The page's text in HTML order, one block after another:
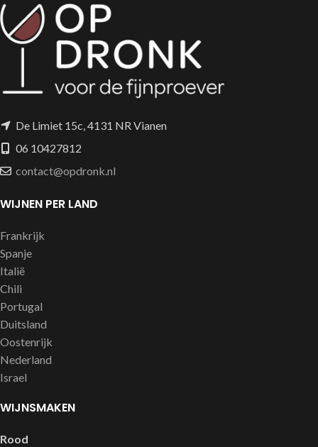
De Limiet 15c, 4131 NR Vianen
06 10427812
contact@opdronk.nl
WIJNEN PER LAND
Frankrijk
Spanje
Italië
Chili
Portugal
Duitsland
Oostenrijk
Nederland
Israel
WIJNSMAKEN
Rood